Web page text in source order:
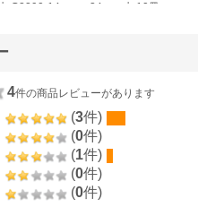
G2290-14
34mm 水 10冊
4件の商品レビューがあります
(3件)
(0件)
(1件)
(0件)
(0件)